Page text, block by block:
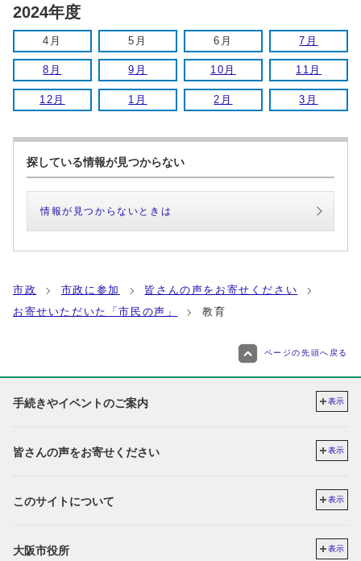
2024年度
4月 5月 6月 7月
8月 9月 10月 11月
12月 1月 2月 3月
探している情報が見つからない
情報が見つからないときは
市政 市政に参加
皆さんの声をお寄せください
お寄せいただいた「市民の声」
教育
ページの先頭へ戻る
手続きやイベントのご案内 表示
皆さんの声をお寄せください 表示
このサイトについて 表示
大阪市役所 表示